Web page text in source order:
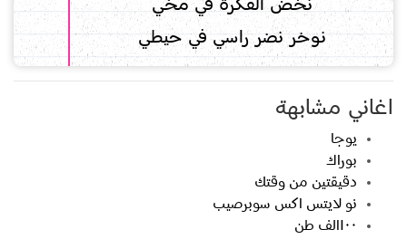
نخض الفكرة في مخي
نوخر نضر راسي في حيطي
اغاني مشابهة
يوجا
بوراك
دقيقتين من وقتك
نو لايتس اكس سوبرصيب
١٠٠الف طن